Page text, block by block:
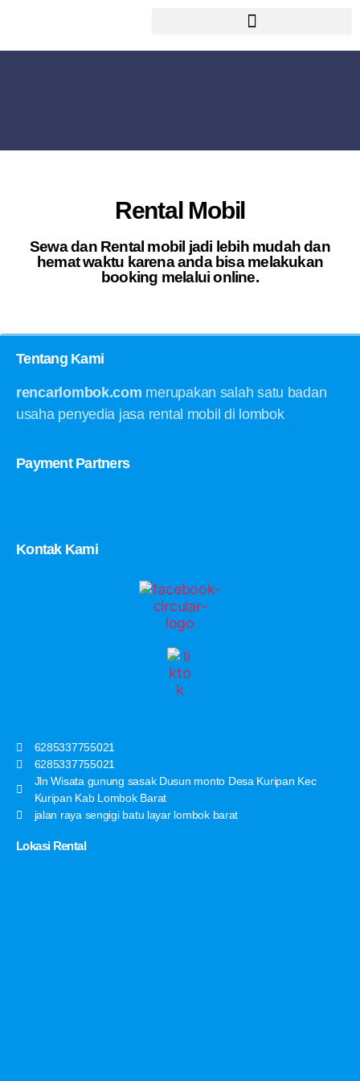
Rental Mobil
Sewa dan Rental mobil jadi lebih mudah dan
hemat waktu karena anda bisa melakukan
booking melalui online.
Tentang Kami
rencarlombok.com merupakan salah satu badan
usaha penyedia jasa rental mobil di lombok
Payment Partners
Kontak Kami
6285337755021
6285337755021
Jln Wisata gunung sasak Dusun monto Desa Kuripan Kec
Kuripan Kab Lombok Barat
jalan raya sengigi batu layar lombok barat
Lokasi Rental